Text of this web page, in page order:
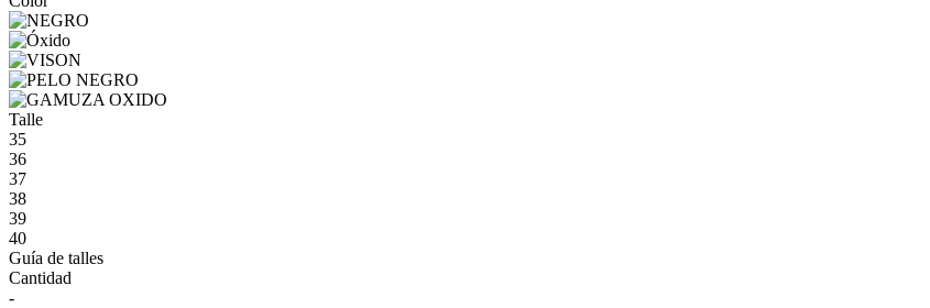
Talle
35
36
37
38
39
40
Guía de talles
Cantidad
-